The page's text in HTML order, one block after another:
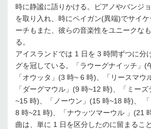
時に静謐に語りかける。ピアノやバンジ
を取り入れ、時にペイガン(異端)でサイ
ーチもまた、彼らの音楽性をユニークな
る。
アイスランドでは 1 日を 3 時間ずつに分
グを冠している。「ラウーグナイッチ」(
「オウッタ」(3 時~ 6 時)、「リースマウ
「ダーグマウル」(9 時~12 時)、「ミー
~15 時)、「ノーウン」(15 時~18 時)、
8 時~21 時)、「ナウッツマーウル 」(21
曲は、単に 1 日を区分したのに留まるこ